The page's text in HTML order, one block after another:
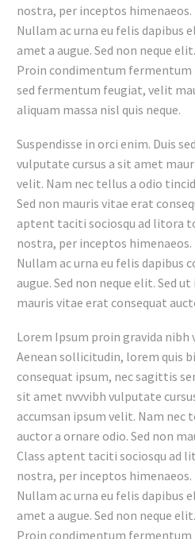
nostra, per inceptos
Nullam ac urna eu felis dapibus
amet a augue. Sed non neque
Proin condimentum fermentum
sed fermentum feugiat, velit
aliquam massa nisl quis neque.
Suspendisse in orci enim. Duis
vulputate cursus a sit amet
velit. Nam nec tellus a odio
Sed non mauris vitae erat
aptent taciti sociosqu ad litora
nostra, per inceptos
Nullam ac urna eu felis dapibus
augue. Sed non neque elit. Sed
mauris vitae erat consequat
Lorem Ipsum proin gravida
Aenean sollicitudin, lorem quis
consequat ipsum, nec sagittis
sit amet nvvvibh vulputate
accumsan ipsum velit. Nam nec
auctor a ornare odio. Sed non
Class aptent taciti sociosqu ad
nostra, per inceptos
Nullam ac urna eu felis dapibus
amet a augue. Sed non neque
Proin condimentum fermentum